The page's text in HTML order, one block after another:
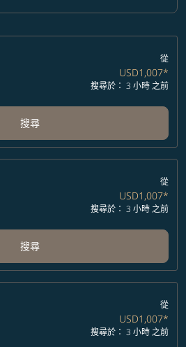
從
USD1,007*
搜尋於： 3 小時 之前
搜尋
從
USD1,007*
搜尋於： 3 小時 之前
搜尋
從
USD1,007*
搜尋於： 3 小時 之前